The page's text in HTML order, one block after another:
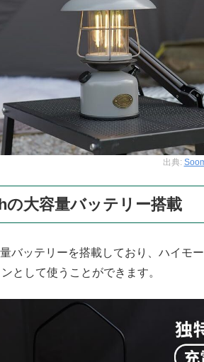
出典:
の大容量バッテリー搭載
バッテリーを搭載しており、ハイモ
として使うことができます。